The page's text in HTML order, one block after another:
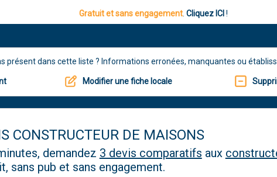
Gratuit et sans engagement Cliquez ICI !
présent dans cette liste ? Informations erronées, manquantes ou
Modifier une fiche locale
CONSTRUCTEUR DE MAISONS
demandez 3 devis comparatifs aux
sans pub et sans engagement.